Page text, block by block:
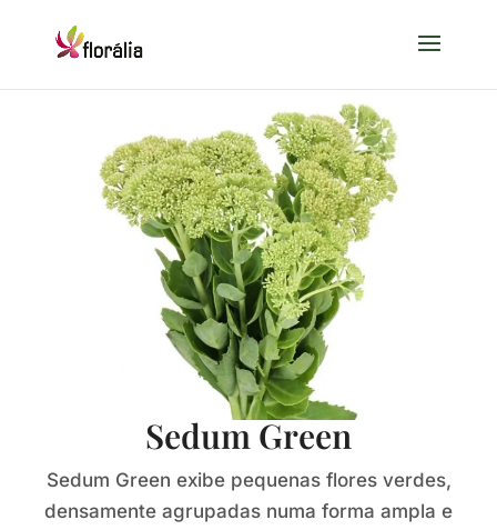
Sedum Green
Sedum Green exibe pequenas flores verdes,
densamente agrupadas numa forma ampla e